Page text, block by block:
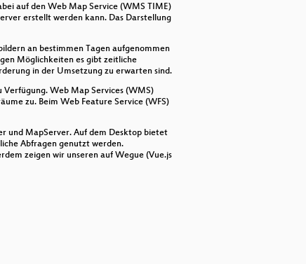
auf den Web Map Service (WMS TIME)
erstellt werden kann. Das Darstellung
an bestimmen Tagen aufgenommen
Möglichkeiten es gibt zeitliche
in der Umsetzung zu erwarten sind.
Verfügung. Web Map Services (WMS)
zu. Beim Web Feature Service (WFS)
und MapServer. Auf dem Desktop bietet
Abfragen genutzt werden.
zeigen wir unseren auf Wegue (Vue.js